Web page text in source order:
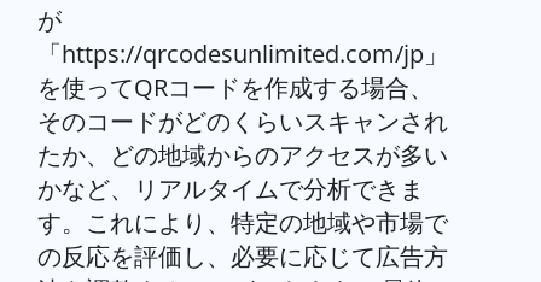
が
「https://qrcodesunlimited.com/jp」
を使ってQRコードを作成する場合、
そのコードがどのくらいスキャンされ
たか、どの地域からのアクセスが多い
かなど、リアルタイムで分析できま
す。これにより、特定の地域や市場で
の反応を評価し、必要に応じて広告方